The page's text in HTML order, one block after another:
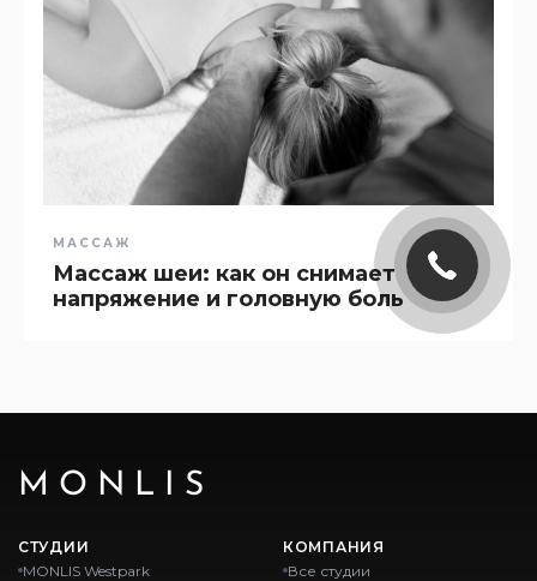
МАССАЖ
Массаж шеи: как он снимает
напряжение и головную боль
MONLIS
СТУДИИ
MONLIS Westpark
КОМПАНИЯ
Все студии